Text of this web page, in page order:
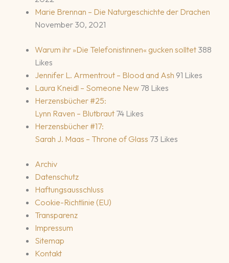
Marie Brennan – Die Naturgeschichte der Drachen
November 30, 2021
Warum ihr »Die Telefonistinnen« gucken solltet 388
Likes
Jennifer L. Armentrout – Blood and Ash 91 Likes
Laura Kneidl – Someone New 78 Likes
Herzensbücher #25:
Lynn Raven – Blutbraut 74 Likes
Herzensbücher #17:
Sarah J. Maas – Throne of Glass 73 Likes
Archiv
Datenschutz
Haftungsausschluss
Cookie-Richtlinie (EU)
Transparenz
Impressum
Sitemap
Kontakt